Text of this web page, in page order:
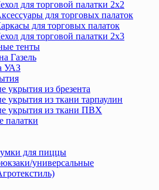
для торговой палатки 2х2
для торговых палаток
для торговых палаток
для торговой палатки 2х3
тенты
Газель
УАЗ
укрытия из брезента
укрытия из ткани тарпаулин
укрытия из ткани ПВХ
палатки
для пиццы
универсальные